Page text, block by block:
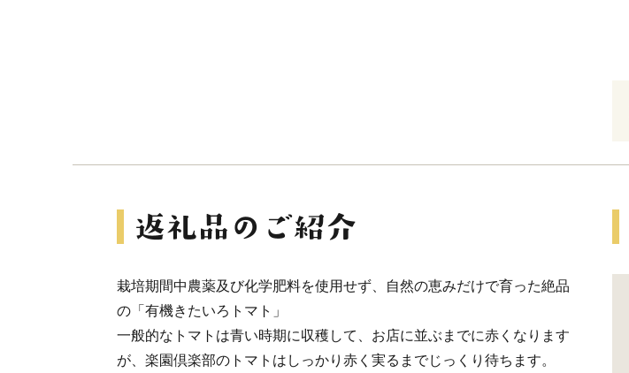
栽培期間中農薬及び化学肥料を使用せず、自然の恵みだけで育った絶品
の「有機きたいろトマト」
一般的なトマトは青い時期に収穫して、お店に並ぶまでに赤くなります
が、楽園倶楽部のトマトはしっかり赤く実るまでじっくり待ちます。